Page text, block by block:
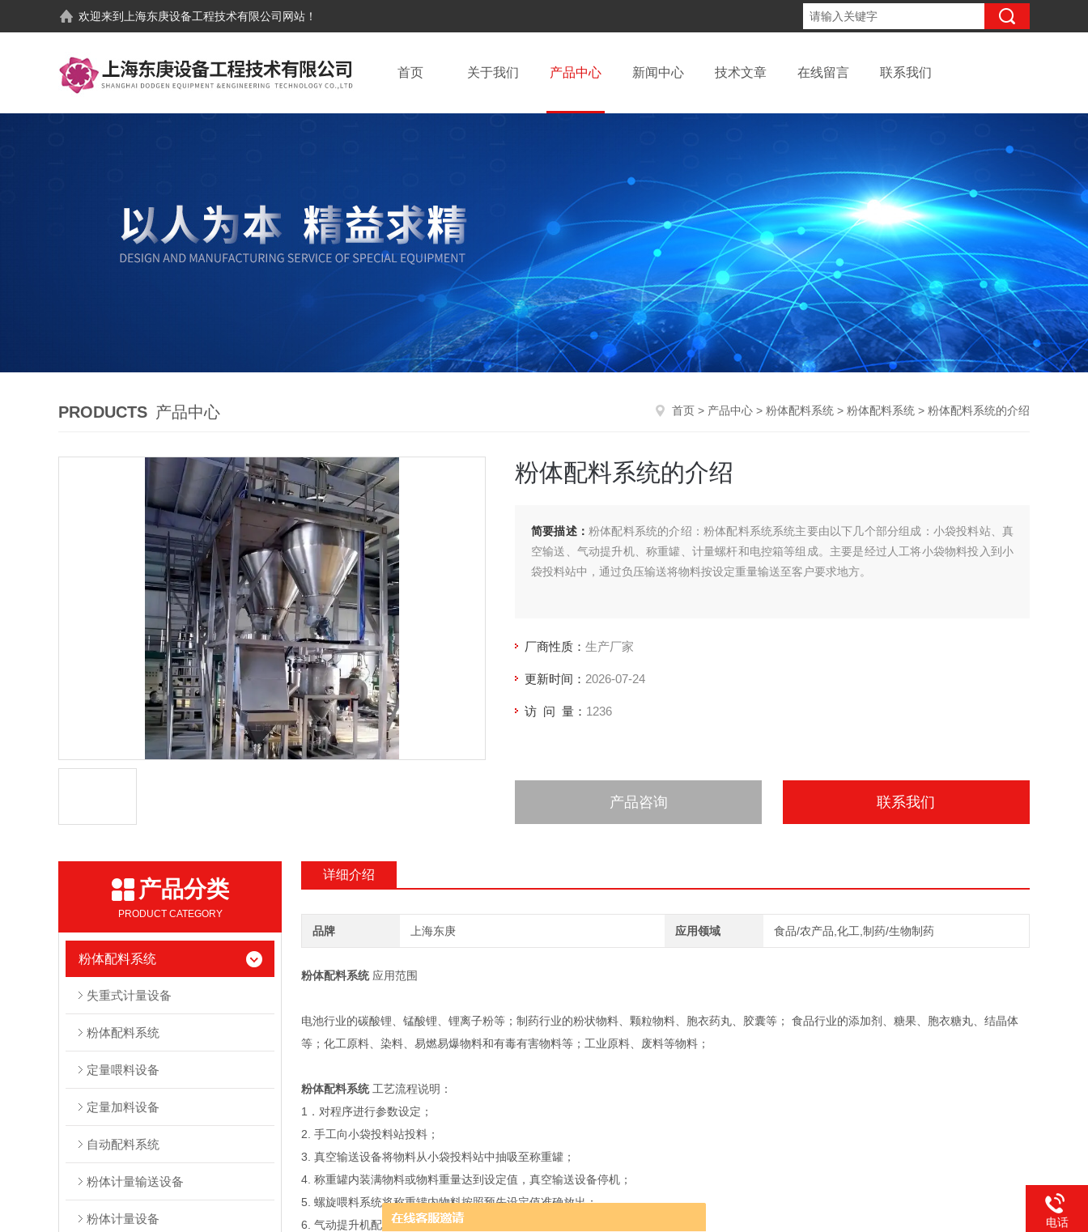
欢迎来到 上海东庚设备工程技术有限公司 网站！
首页 关于我们 产品中心 新闻中心 技术文章 在线留言 联系我们
PRODUCTS 产品中心 首页 > 产品中心 > 粉体配料系统 > 粉体配料系统 > 粉体配料系统的介绍
粉体配料系统的介绍
简要描述： 粉体配料系统的介绍：粉体配料系统系统主要由以下几个部分组成：小袋投料站、真
空输送、气动提升机、称重罐、计量螺杆和电控箱等组成。主要是经过人工将小袋物料投入到小
袋投料站中，通过负压输送将物料按设定重量输送至客户要求地方。
厂商性质： 生产厂家
更新时间： 2026-07-24
访 问 量： 1236
产品咨询 联系我们
产品分类
PRODUCT CATEGORY
粉体配料系统
失重式计量设备
粉体配料系统
定量喂料设备
定量加料设备
自动配料系统
粉体计量输送设备
粉体计量设备
详细介绍
品牌 上海东庚 应用领域 食品/农产品,化工,制药/生物制药
粉体配料系统应用范围
电池行业的碳酸锂、锰酸锂、锂离子粉等；制药行业的粉状物料、颗粒物料、胞衣药丸、胶囊等； 食品行业的添加剂、糖果、胞衣糖丸、结晶体
等；化工原料、染料、易燃易爆物料和有毒有害物料等；工业原料、废料等物料；
粉体配料系统 工艺流程说明：
1．对程序进行参数设定；
2. 手工向小袋投料站投料；
3. 真空输送设备将物料从小袋投料站中抽吸至称重罐；
4. 称重罐内装满物料或物料重量达到设定值，真空输送设备停机；
5. 螺旋喂料系统将称重罐内物料按照预先设定值准确放出；
6. 气动提升机配合真空输送设备在不同高度的螺旋喂料系统上使用。
电话